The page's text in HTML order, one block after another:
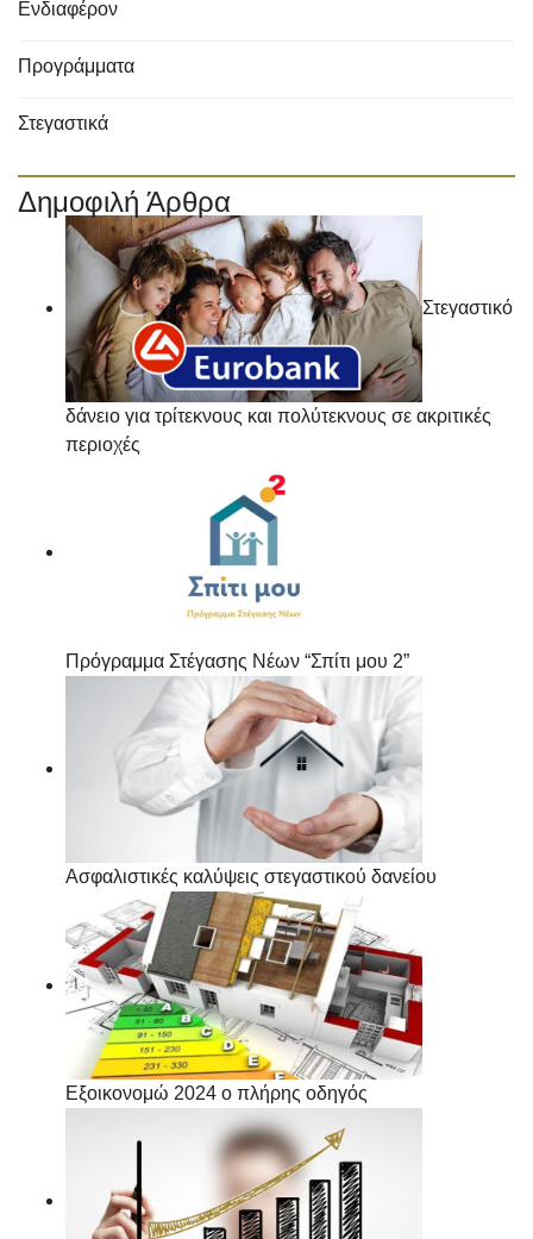
Ενδιαφέρον
Προγράμματα
Στεγαστικά
Δημοφιλή Άρθρα
Στεγαστικό
δάνειο για τρίτεκνους και πολύτεκνους σε ακριτικές
περιοχές
Πρόγραμμα Στέγασης Νέων “Σπίτι μου 2”
Ασφαλιστικές καλύψεις στεγαστικού δανείου
Εξοικονομώ 2024 ο πλήρης οδηγός